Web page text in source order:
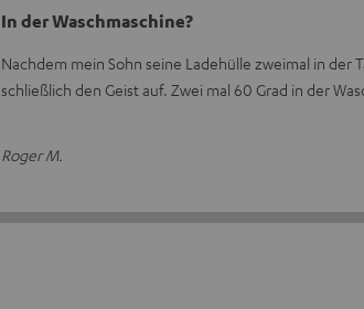
In der Waschmaschine?
Nachdem mein Sohn seine Ladehülle zweimal in der
schließlich den Geist auf. Zwei mal 60 Grad in der
Roger M.